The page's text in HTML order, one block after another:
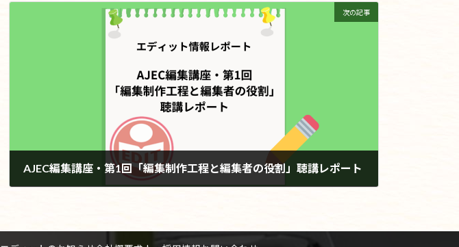
次の記事
AJEC編集講座・第1回「編集制作工程と編集者の役割」聴講レポート